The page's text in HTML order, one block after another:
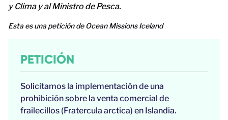
y Clima y al Ministro de Pesca.
Esta es una petición de Ocean Missions Iceland
PETICIÓN
Solicitamos la implementación de una
prohibición sobre la venta comercial de
frailecillos (Fratercula arctica) en Islandia.